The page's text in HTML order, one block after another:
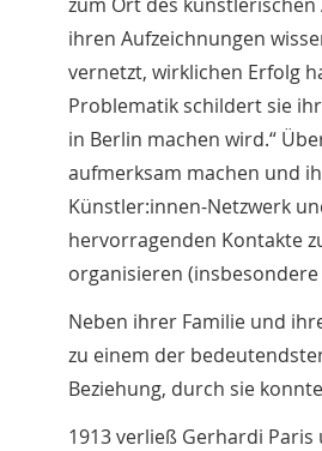
ihren Aufzeichnungen
vernetzt, wirklichen Erfolg
Problematik schildert sie
in Berlin machen wird.“
aufmerksam machen und
Künstler:innen-Netzwerk
hervorragenden Kontakte
organisieren
Neben ihrer Familie und
zu einem der
Beziehung, durch sie
1913 verließ Gerhardi